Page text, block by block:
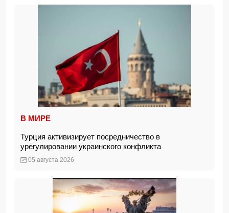
В МИРЕ
Турция активизирует посредничество в
урегулировании украинского конфликта
05 августа 2026